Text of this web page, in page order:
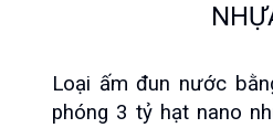
Loại ấm đun nước
phóng 3 tỷ hạt nano